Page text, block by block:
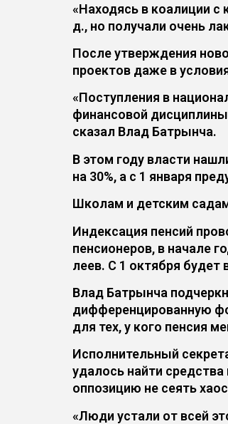
«Находясь в коалиции
д., но получали очень
После утверждения
проектов даже в
«Поступления в
финансовой
сказал Влад Батрынча.
В этом году власти
на 30%, а с 1 января
Школам и детским
Индексация пенсий
пенсионеров, в начале
леев. С 1 октября
Влад Батрынча
дифференцированную
для тех, у кого пенсия
Исполнительный
удалось найти
оппозицию не сеять
«Люди устали от всей